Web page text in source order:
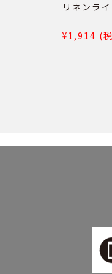
リネンラ
1,914